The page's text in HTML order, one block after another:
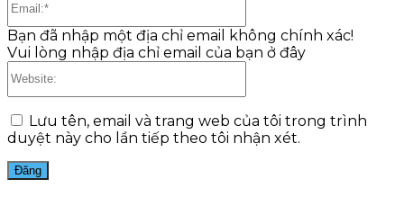
Bạn đã nhập một địa chỉ email không chính xác!
Vui lòng nhập địa chỉ email của bạn ở đây
Lưu tên, email và trang web của tôi trong trình
duyệt này cho lần tiếp theo tôi nhận xét.